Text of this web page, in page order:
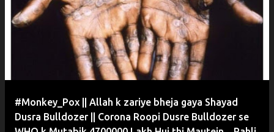
#Monkey_Pox || Allah k zariye bheja gaya Shayad
Dusra Bulldozer || Corona Roopi Dusre Bulldozer se